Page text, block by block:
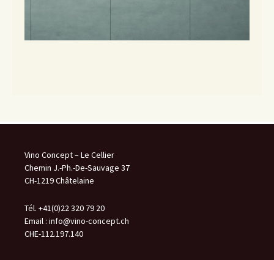
Vino Concept – Le Cellier
Chemin J.-Ph.-De-Sauvage 37
CH-1219 Châtelaine
Tél. +41(0)22 320 79 20
Email : info@vino-concept.ch
CHE-112.197.140